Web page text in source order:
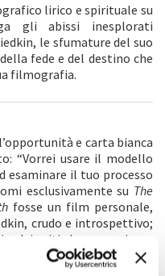
lirico e spirituale su
gli abissi inesplorati
le sfumature del suo
fede e del destino che
filmografia.
e carta bianca
“Vorrei usare il modello
esaminare il tuo processo
esclusivamente su The
fosse un film personale,
crudo e introspettivo;
dai miti che conosciamo
ho guardato il film per
realizzare un’intervista